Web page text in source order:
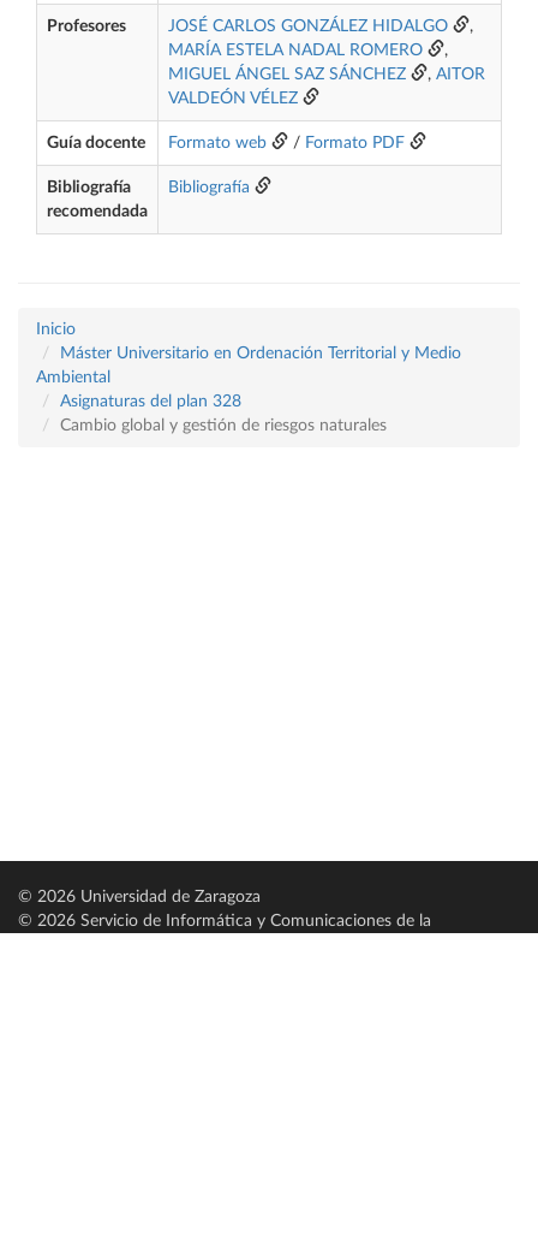
Profesores JOSÉ CARLOS GONZÁLEZ HIDALGO
,
MARÍA ESTELA NADAL ROMERO
,
MIGUEL ÁNGEL SAZ SÁNCHEZ
, AITOR
VALDEÓN VÉLEZ
Guía docente Formato web / Formato PDF
Bibliografía
recomendada
Bibliografía
Inicio
Máster Universitario en Ordenación Territorial y Medio
Ambiental
Asignaturas del plan 328
Cambio global y gestión de riesgos naturales
© 2026 Universidad de Zaragoza
© 2026 Servicio de Informática y Comunicaciones de la